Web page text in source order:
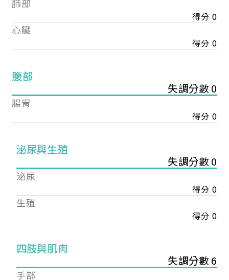
肺部
得分 0
心臟
得分 0
腹部
失調分數 0
腸胃
得分 0
泌尿與生殖
失調分數 0
泌尿
得分 0
生殖
得分 0
四肢與肌肉
失調分數 6
手部
您已成功送出會員申請
您好，您的會員申請，已成功送出，經本協會理事